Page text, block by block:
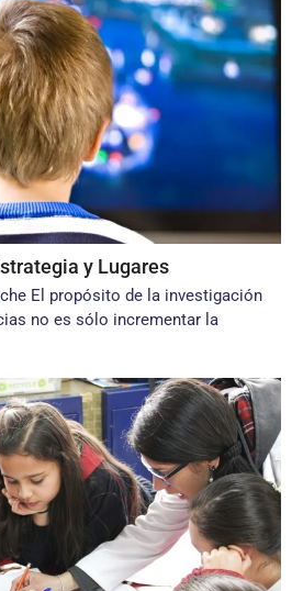
y Lugares
El propósito de la investigación
no es sólo incrementar la